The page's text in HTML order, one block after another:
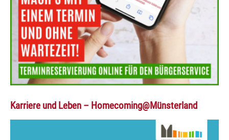
Karriere und Leben – Homecoming@Münsterland